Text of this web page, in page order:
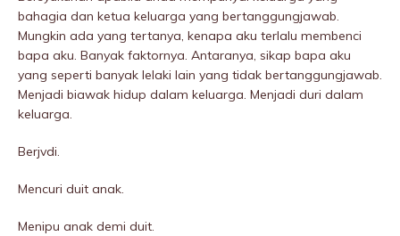
bahagia dan ketua keluarga yang bertanggungjawab.
Mungkin ada yang tertanya, kenapa aku terlalu membenci
bapa aku. Banyak faktornya. Antaranya, sikap bapa aku
yang seperti banyak lelaki lain yang tidak bertanggungjawab.
Menjadi biawak hidup dalam keluarga. Menjadi duri dalam
keluarga.
Berjvdi.
Mencuri duit anak.
Menipu anak demi duit.